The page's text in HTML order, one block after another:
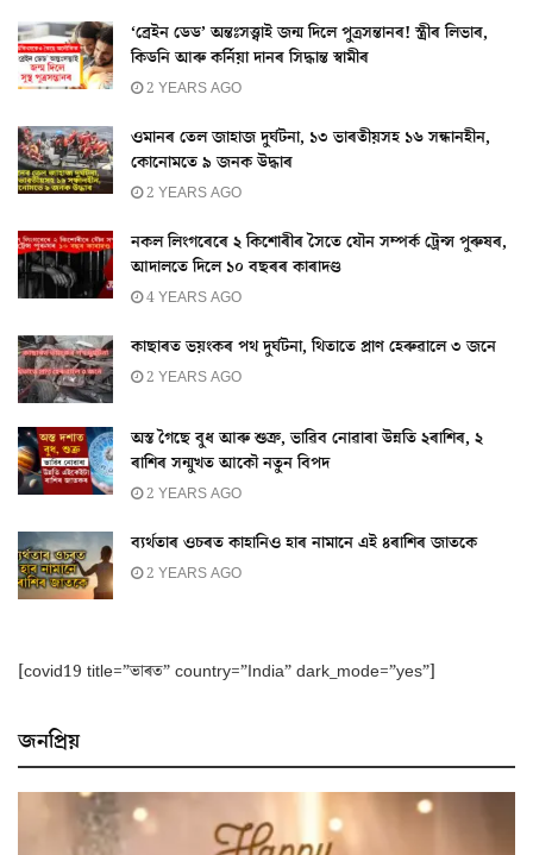
‘ব্ৰেইন ডেড’ অন্তঃসত্ত্বাই জন্ম দিলে পুত্ৰসন্তানৰ! স্ত্ৰীৰ লিভাৰ,
কিডনি আৰু কৰ্নিয়া দানৰ সিদ্ধান্ত স্বামীৰ
2 YEARS AGO
ওমানৰ তেল জাহাজ দুৰ্ঘটনা, ১৩ ভাৰতীয়সহ ১৬ সন্ধানহীন,
কোনোমতে ৯ জনক উদ্ধাৰ
2 YEARS AGO
নকল লিংগৰেৰে ২ কিশোৰীৰ সৈতে যৌন সম্পৰ্ক ট্ৰেন্স পুৰুষৰ,
আদালতে দিলে ১০ বছৰৰ কাৰাদণ্ড
4 YEARS AGO
কাছাৰত ভয়ংকৰ পথ দুৰ্ঘটনা, থিতাতে প্ৰাণ হেৰুৱালে ৩ জনে
2 YEARS AGO
অস্ত গৈছে বুধ আৰু শুক্ৰ, ভাৱিব নোৱাৰা উন্নতি ২ৰাশিৰ, ২
ৰাশিৰ সন্মুখত আকৌ নতুন বিপদ
2 YEARS AGO
ব্যৰ্থতাৰ ওচৰত কাহানিও হাৰ নামানে এই ৪ৰাশিৰ জাতকে
2 YEARS AGO
[covid19 title=”ভাৰত” country=”India” dark_mode=”yes”]
জনপ্ৰিয়